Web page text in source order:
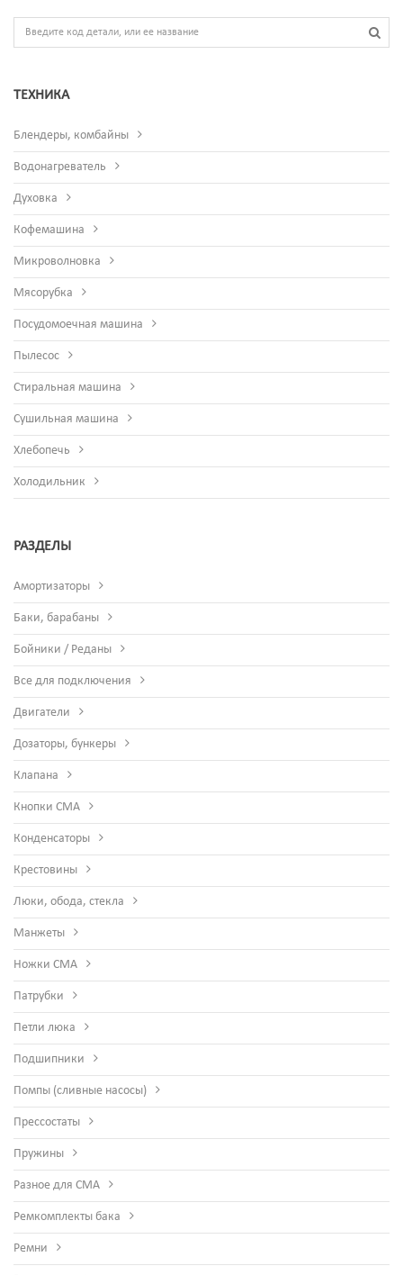
ТЕХНИКА
Блендеры, комбайны
Водонагреватель
Духовка
Кофемашина
Микроволновка
Мясорубка
Посудомоечная машина
Пылесос
Стиральная машина
Сушильная машина
Хлебопечь
Холодильник
РАЗДЕЛЫ
Амортизаторы
Баки, барабаны
Бойники / Реданы
Все для подключения
Двигатели
Дозаторы, бункеры
Клапана
Кнопки СМА
Конденсаторы
Крестовины
Люки, обода, стекла
Манжеты
Ножки СМА
Патрубки
Петли люка
Подшипники
Помпы (сливные насосы)
Прессостаты
Пружины
Разное для СМА
Ремкомплекты бака
Ремни